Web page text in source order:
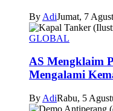
By AdiJumat, 7
GLOBAL
AS Mengklaim
Mengalami
By AdiRabu, 5